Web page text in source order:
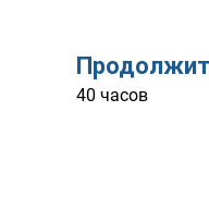
40 часов